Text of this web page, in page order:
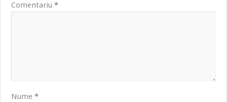
Comentariu*
Nume*